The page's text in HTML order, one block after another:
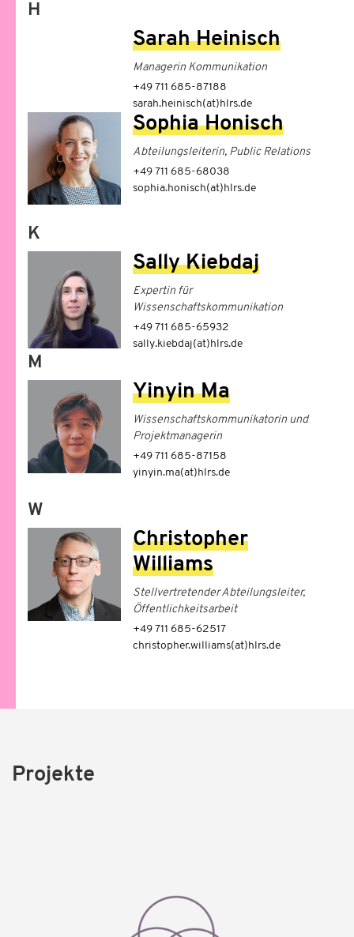
H
Sarah Heinisch
Managerin Kommunikation
+49 711 685-87188
sarah.heinisch(at)hlrs.de
Sophia Honisch
Abteilungsleiterin, Public Relations
+49 711 685-68038
sophia.honisch(at)hlrs.de
K
Sally Kiebdaj
Expertin für
Wissenschaftskommunikation
+49 711 685-65932
sally.kiebdaj(at)hlrs.de
M
Yinyin Ma
Wissenschaftskommunikatorin und
Projektmanagerin
+49 711 685-87158
yinyin.ma(at)hlrs.de
W
Christopher
Williams
Stellvertretender Abteilungsleiter,
Öffentlichkeitsarbeit
+49 711 685-62517
christopher.williams(at)hlrs.de
Projekte